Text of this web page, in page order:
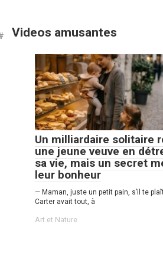
Videos amusantes
Un milliardaire solitaire
une jeune veuve en
sa vie, mais un secret
leur bonheur
— Maman, juste un petit pain, s’il te
Carter avait tout, à
Art et Nature